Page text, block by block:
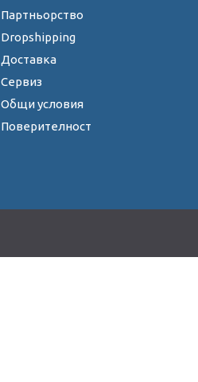
Партньорство
Dropshipping
Доставка
Сервиз
Общи условия
Поверителност